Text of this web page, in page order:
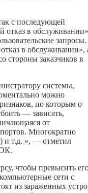
с последующей
отказ в
в обслуживании»,
стороны заказчиков в
системы,
можно
по которым о
— зависать,
от
Многократно
и т.д. », — отметил
чтобы превысить
сети с
из зараженных